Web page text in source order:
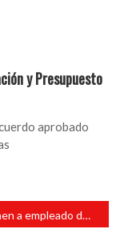
y Presupuesto
aprobado
Detienen a empleado de la CFE